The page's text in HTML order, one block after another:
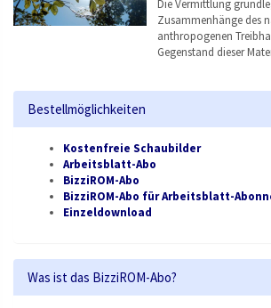
Die Vermittlung
Zusammenhänge des
anthropogenen
Gegenstand dieser
Bestellmöglichkeiten
Kostenfreie Schaubilder
Arbeitsblatt-Abo
BizziROM-Abo
BizziROM-Abo für Arbeitsblatt-
Einzeldownload
Was ist das BizziROM-Abo?